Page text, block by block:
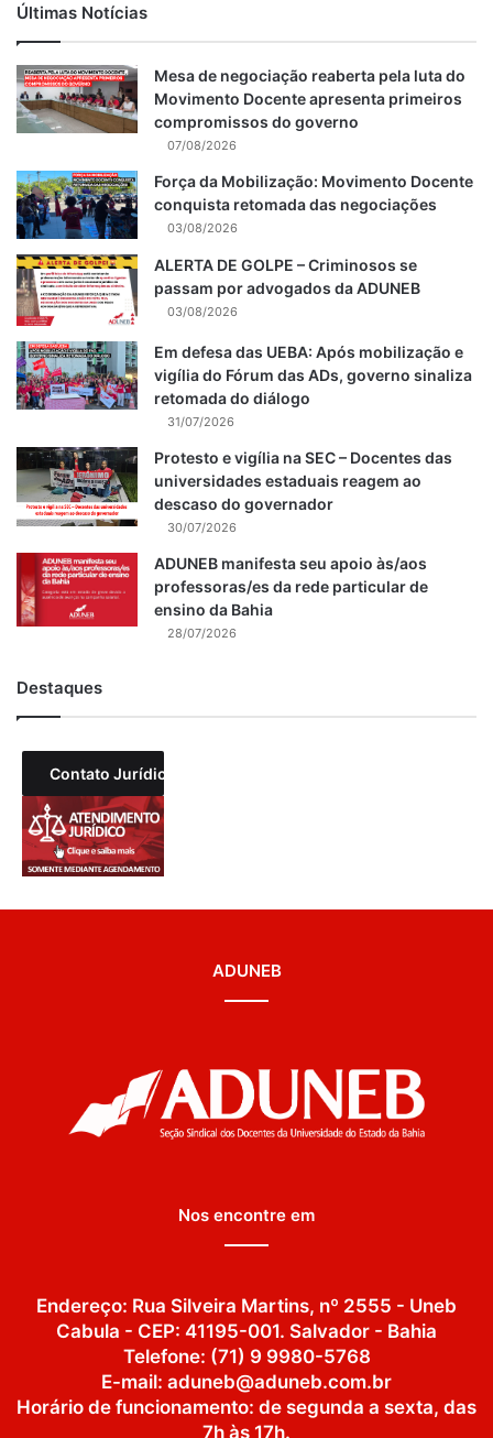
Últimas Notícias
Mesa de negociação reaberta pela luta do
Movimento Docente apresenta primeiros
compromissos do governo
07/08/2026
Força da Mobilização: Movimento Docente
conquista retomada das negociações
03/08/2026
ALERTA DE GOLPE – Criminosos se
passam por advogados da ADUNEB
03/08/2026
Em defesa das UEBA: Após mobilização e
vigília do Fórum das ADs, governo sinaliza
retomada do diálogo
31/07/2026
Protesto e vigília na SEC – Docentes das
universidades estaduais reagem ao
descaso do governador
30/07/2026
ADUNEB manifesta seu apoio às/aos
professoras/es da rede particular de
ensino da Bahia
28/07/2026
Destaques
Contato Jurídico
ADUNEB
Nos encontre em
Endereço: Rua Silveira Martins, nº 2555 - Uneb
Cabula - CEP: 41195-001. Salvador - Bahia
Telefone: (71) 9 9980-5768
E-mail: aduneb@aduneb.com.br
Horário de funcionamento: de segunda a sexta, das
7h às 17h.